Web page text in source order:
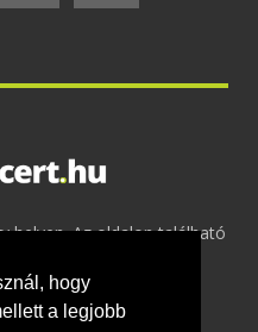
hogy
a legjobb
helyen. Az oldalon található
-Felhasználási
és üzenet küldés